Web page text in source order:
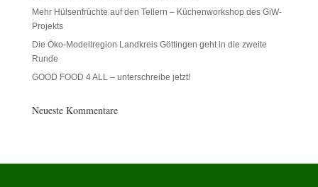
Mehr Hülsenfrüchte auf den Tellern – Küchenworkshop des GiW-
Projekts
Die Öko-Modellregion Landkreis Göttingen geht in die zweite
Runde
GOOD FOOD 4 ALL – unterschreibe jetzt!
Neueste Kommentare